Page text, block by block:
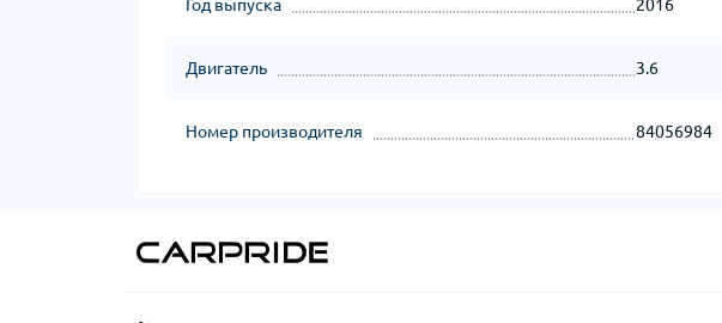
Год выпуска 2016
Двигатель 3.6
Номер производителя 84056984